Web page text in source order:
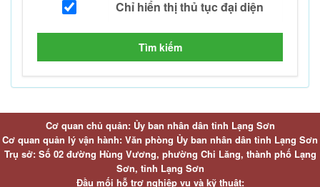
Tìm kiếm
Cơ quan chủ quản: Ủy ban nhân dân tỉnh Lạng Sơn
Cơ quan quản lý vận hành: Văn phòng Ủy ban nhân dân tỉnh Lạng Sơn
Trụ sở: Số 02 đường Hùng Vương, phường Chi Lăng, thành phố Lạng
Sơn, tỉnh Lạng Sơn
Đầu mối hỗ trợ nghiệp vụ và kỹ thuật: